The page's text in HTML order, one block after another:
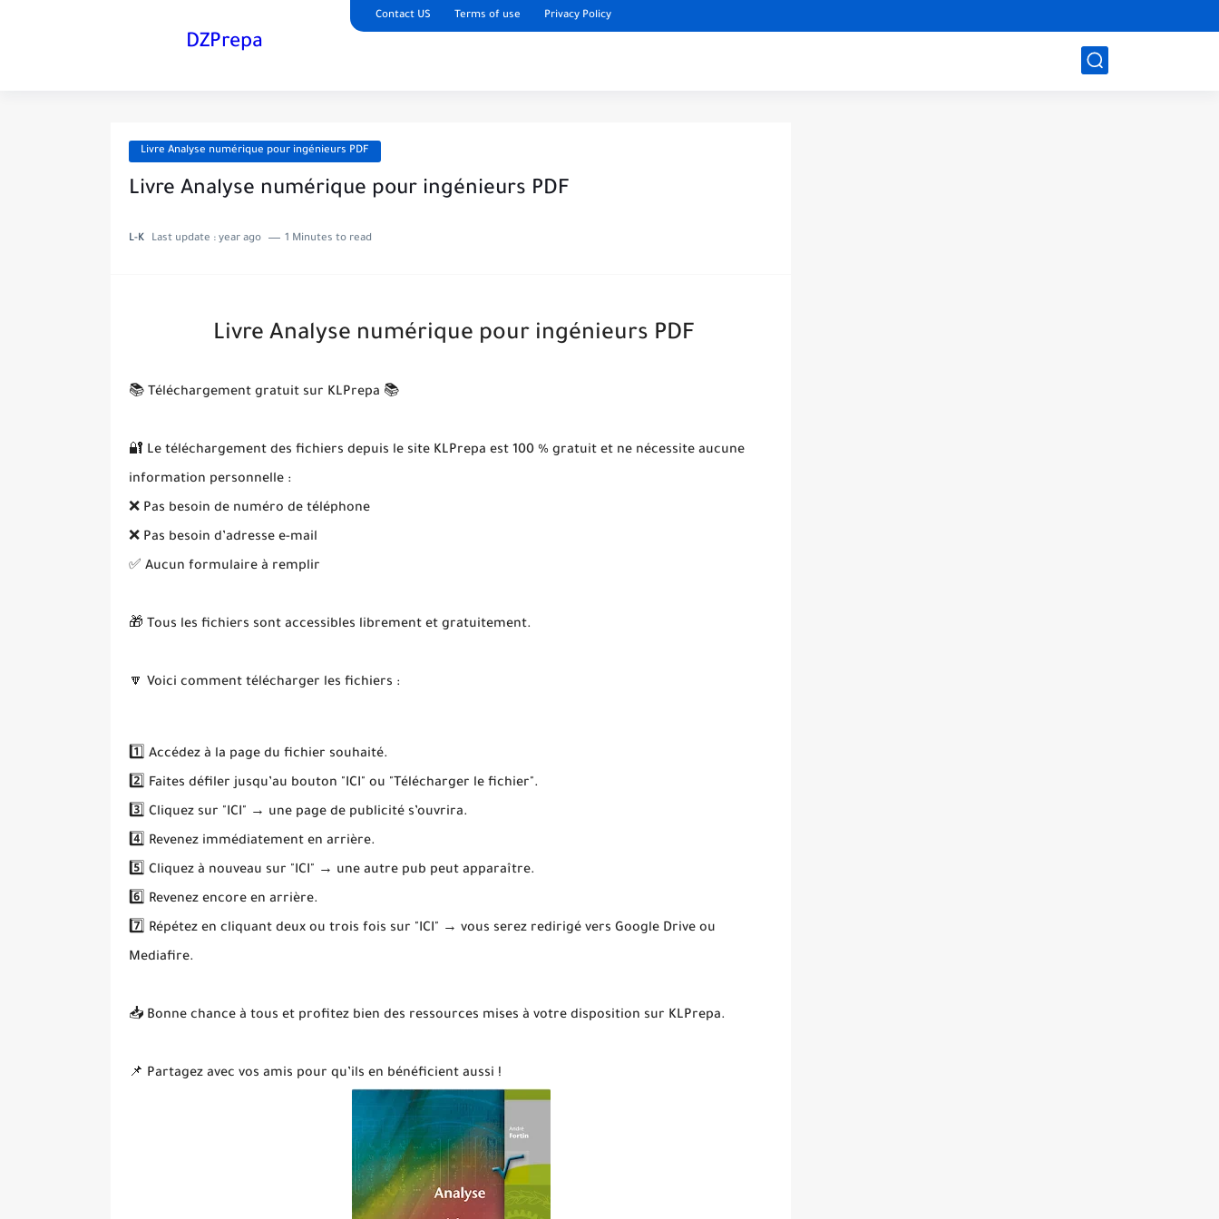
Contact US Terms of use Privacy Policy
DZPrepa
Livre Analyse numérique pour ingénieurs PDF
Livre Analyse numérique pour ingénieurs PDF
L-K Last update : year ago 1 Minutes to read
Livre Analyse numérique pour ingénieurs PDF
📚 Téléchargement gratuit sur KLPrepa 📚
🔐 Le téléchargement des fichiers depuis le site KLPrepa est 100 % gratuit et ne nécessite aucune
information personnelle :
❌ Pas besoin de numéro de téléphone
❌ Pas besoin d’adresse e-mail
✅ Aucun formulaire à remplir
🎁 Tous les fichiers sont accessibles librement et gratuitement.
🔽 Voici comment télécharger les fichiers :
1️⃣ Accédez à la page du fichier souhaité.
2️⃣ Faites défiler jusqu’au bouton "ICI" ou "Télécharger le fichier".
3️⃣ Cliquez sur "ICI" → une page de publicité s’ouvrira.
4️⃣ Revenez immédiatement en arrière.
5️⃣ Cliquez à nouveau sur "ICI" → une autre pub peut apparaître.
6️⃣ Revenez encore en arrière.
7️⃣ Répétez en cliquant deux ou trois fois sur "ICI" → vous serez redirigé vers Google Drive ou
Mediafire.
📥 Bonne chance à tous et profitez bien des ressources mises à votre disposition sur KLPrepa.
📌 Partagez avec vos amis pour qu’ils en bénéficient aussi !